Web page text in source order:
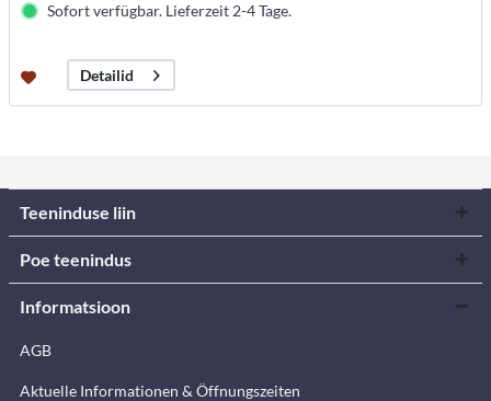
Sofort verfügbar. Lieferzeit 2-4 Tage.
Detailid
Teeninduse liin
Poe teenindus
Informatsioon
AGB
Aktuelle Informationen & Öffnungszeiten